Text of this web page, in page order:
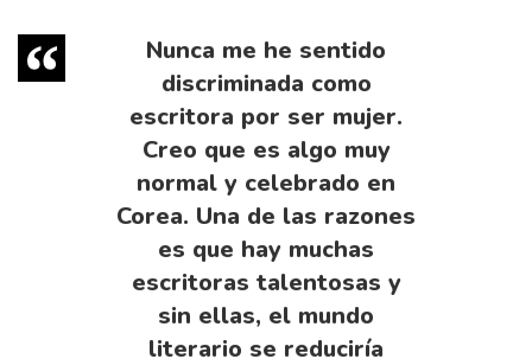
Nunca me he sentido
discriminada como
escritora por ser mujer.
Creo que es algo muy
normal y celebrado en
Corea. Una de las razones
es que hay muchas
escritoras talentosas y
sin ellas, el mundo
literario se reduciría